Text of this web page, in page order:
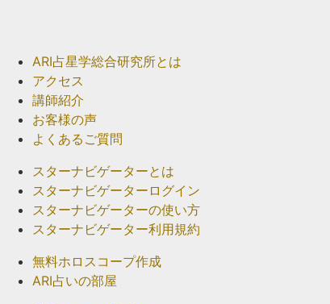
ARI占星学総合研究所とは
アクセス
講師紹介
お客様の声
よくあるご質問
スターナビゲーターとは
スターナビゲーターログイン
スターナビゲーターの使い方
スターナビゲーター利用規約
無料ホロスコープ作成
ARI占いの部屋